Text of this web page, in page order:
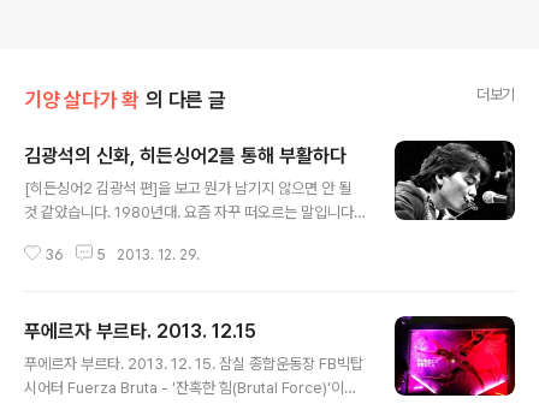
기양 살다가 확 의 다른 글 더보기
김광석의 신화, 히든싱어2를 통해 부활하다
[히든싱어2 김광석 편]을 보고 뭔가 남기지 않으면 안 될
것 같았습니다. 1980년대. 요즘 자꾸 떠오르는 말입니다.
니다. 그리고 다른 한 켠에 노찾사가 있었고, 동물원이 있었
'히든싱어'는 많은 히트곡으로 온 국민의 사랑을 받는 원조
가수가 출연하고, 그 가수의 노래를 구별하기 힘들 정도로
모창할 수 있는 능력자들이 출연해 과연 방청객과 시청자
36 5 2013. 12. 29.
푸에르자 부르타. 2013. 12.15
푸에르자 부르타. 2013. 12. 15. 잠실 종합운동장 FB빅탑
시어터 Fuerza Bruta - '잔혹한 힘(Brutal Force)'이라